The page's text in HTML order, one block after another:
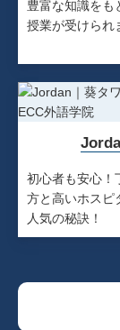
豊富な知識をも
授業が受けら
初心者も安心！
方と高いホスピ
人気の秘訣！